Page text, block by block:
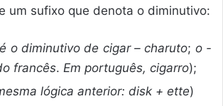
um sufixo que denota o diminutivo:
é o diminutivo de cigar – charuto; o -
francês. Em português, cigarro);
lógica anterior: disk + ette)